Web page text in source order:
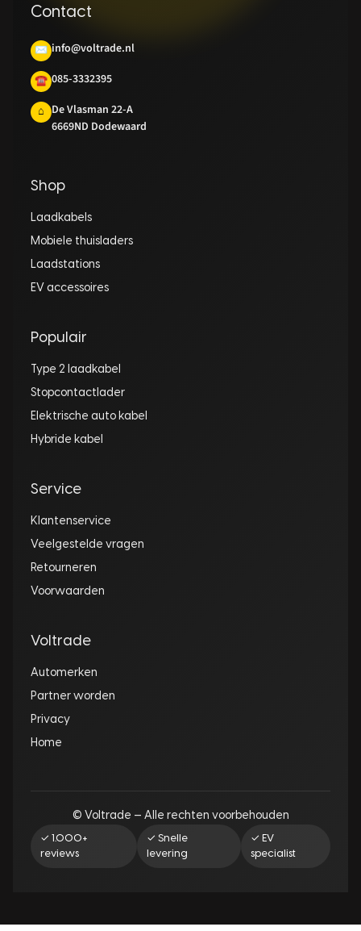
Contact
✉ info@voltrade.nl
☎ 085-3332395
⌂
De Vlasman 22-A
6669ND Dodewaard
Shop
Laadkabels
Mobiele thuisladers
Laadstations
EV accessoires
Populair
Type 2 laadkabel
Stopcontactlader
Elektrische auto kabel
Hybride kabel
Service
Klantenservice
Veelgestelde vragen
Retourneren
Voorwaarden
Voltrade
Automerken
Partner worden
Privacy
Home
© Voltrade — Alle rechten voorbehouden
✓ 1.000+
reviews
✓ Snelle
levering
✓ EV
specialist